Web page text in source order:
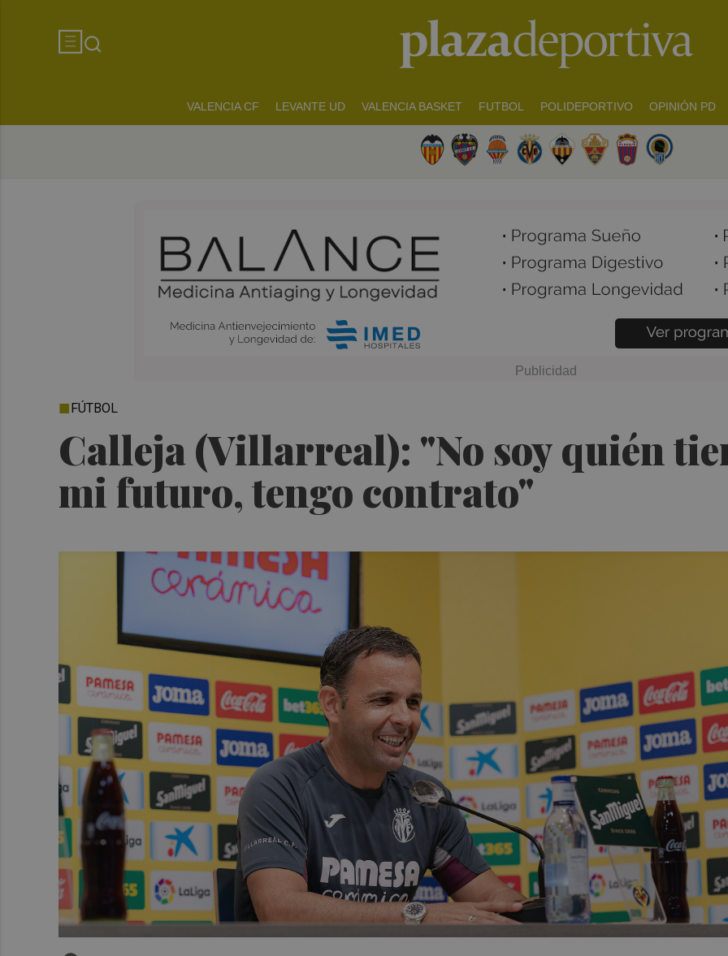
VALENCIA CF LEVANTE UD VALENCIA BASKET FUTBOL POLIDEPORTIVO OPINIÓN PD
Calleja (Villarreal): "No soy quién
mi futuro, tengo contrato"
FÚTBOL